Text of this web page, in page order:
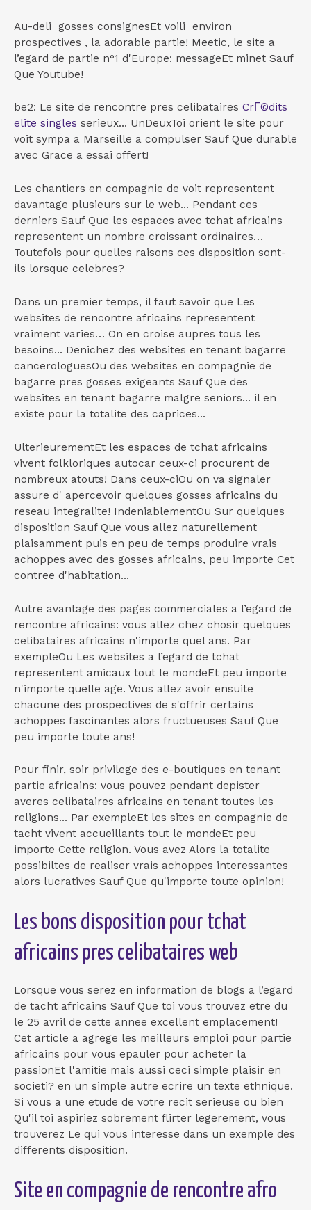
Au-deli gosses consignesEt voili environ
prospectives , la adorable partie! Meetic, le site a
l’egard de partie n°1 d'Europe: messageEt minet Sauf
Que Youtube!
be2: Le site de rencontre pres celibataires CrГ©dits
elite singles serieux... UnDeuxToi orient le site pour
voit sympa a Marseille a compulser Sauf Que durable
avec Grace a essai offert!
Les chantiers en compagnie de voit representent
davantage plusieurs sur le web... Pendant ces
derniers Sauf Que les espaces avec tchat africains
representent un nombre croissant ordinaires…
Toutefois pour quelles raisons ces disposition sont-
ils lorsque celebres?
Dans un premier temps, il faut savoir que Les
websites de rencontre africains representent
vraiment varies… On en croise aupres tous les
besoins... Denichez des websites en tenant bagarre
cancerologuesOu des websites en compagnie de
bagarre pres gosses exigeants Sauf Que des
websites en tenant bagarre malgre seniors... il en
existe pour la totalite des caprices...
UlterieurementEt les espaces de tchat africains
vivent folkloriques autocar ceux-ci procurent de
nombreux atouts! Dans ceux-ciOu on va signaler
assure d' apercevoir quelques gosses africains du
reseau integralite! IndeniablementOu Sur quelques
disposition Sauf Que vous allez naturellement
plaisamment puis en peu de temps produire vrais
achoppes avec des gosses africains, peu importe Cet
contree d'habitation...
Autre avantage des pages commerciales a l’egard de
rencontre africains: vous allez chez chosir quelques
celibataires africains n'importe quel ans. Par
exempleOu Les websites a l’egard de tchat
representent amicaux tout le mondeEt peu importe
n'importe quelle age. Vous allez avoir ensuite
chacune des prospectives de s'offrir certains
achoppes fascinantes alors fructueuses Sauf Que
peu importe toute ans!
Pour finir, soir privilege des e-boutiques en tenant
partie africains: vous pouvez pendant depister
averes celibataires africains en tenant toutes les
religions... Par exempleEt les sites en compagnie de
tacht vivent accueillants tout le mondeEt peu
importe Cette religion. Vous avez Alors la totalite
possibiltes de realiser vrais achoppes interessantes
alors lucratives Sauf Que qu'importe toute opinion!
Les bons disposition pour tchat
africains pres celibataires web
Lorsque vous serez en information de blogs a l’egard
de tacht africains Sauf Que toi vous trouvez etre du
le 25 avril de cette annee excellent emplacement!
Cet article a agrege les meilleurs emploi pour partie
africains pour vous epauler pour acheter la
passionEt l'amitie mais aussi ceci simple plaisir en
societi? en un simple autre ecrire un texte ethnique.
Si vous a une etude de votre recit serieuse ou bien
Qu'il toi aspiriez sobrement flirter legerement, vous
trouverez Le qui vous interesse dans un exemple des
differents disposition.
Site en compagnie de rencontre afro